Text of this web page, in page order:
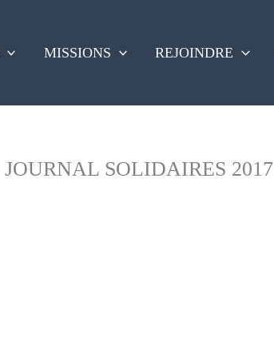
MISSIONS REJOINDRE
JOURNAL SOLIDAIRES 2017